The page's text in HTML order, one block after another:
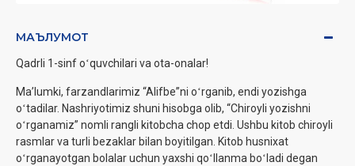
МАЪЛУМОТ
Qadrli 1-sinf oʻquvchilari va ota-onalar!
Maʼlumki, farzandlarimiz “Alifbe”ni oʻrganib, endi yozishga
oʻtadilar. Nashriyotimiz shuni hisobga olib, “Chiroyli yozishni
oʻrganamiz” nomli rangli kitobcha chop etdi. Ushbu kitob chiroyli
rasmlar va turli bezaklar bilan boyitilgan. Kitob husnixat
oʻrganayotgan bolalar uchun yaxshi qoʻllanma boʻladi degan